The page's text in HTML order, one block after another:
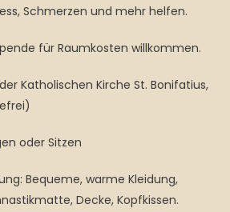
Schmerzen und mehr helfen.
für Raumkosten willkommen.
Katholischen Kirche St. Bonifatius,
oder Sitzen
Bequeme, warme Kleidung,
Decke, Kopfkissen.